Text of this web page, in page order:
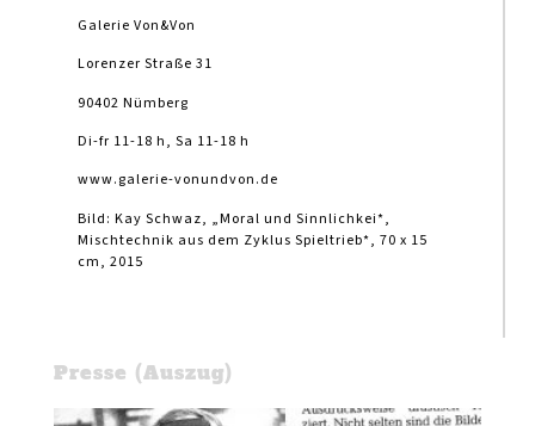
Galerie Von&Von
Lorenzer Straße 31
90402 Nümberg
Di-fr 11-18 h, Sa 11-18 h
www.galerie-vonundvon.de
Bild: Kay Schwaz, „Moral und Sinnlichkei*,
Mischtechnik aus dem Zyklus Spieltrieb*, 70 x 15
cm, 2015
Presse (Auszug)